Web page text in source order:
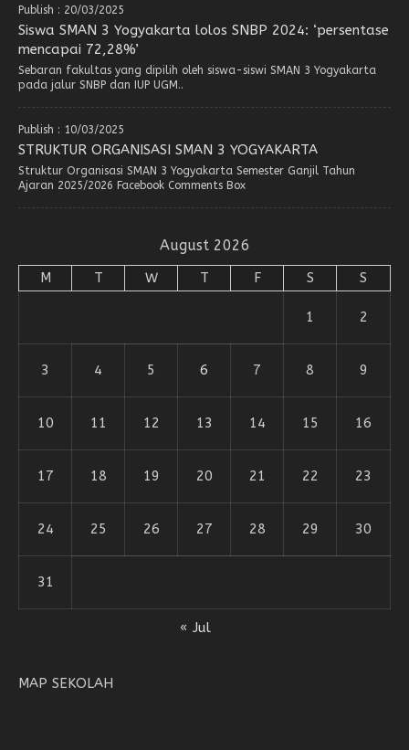
Publish : 20/03/2025
Siswa SMAN 3 Yogyakarta lolos SNBP 2024: ‘persentase
mencapai 72,28%’
Sebaran fakultas yang dipilih oleh siswa-siswi SMAN 3 Yogyakarta
pada jalur SNBP dan IUP UGM..
Publish : 10/03/2025
STRUKTUR ORGANISASI SMAN 3 YOGYAKARTA
Struktur Organisasi SMAN 3 Yogyakarta Semester Ganjil Tahun
Ajaran 2025/2026 Facebook Comments Box
August 2026
M T W T F S S
1 2
3 4 5 6 7 8 9
10 11 12 13 14 15 16
17 18 19 20 21 22 23
24 25 26 27 28 29 30
31
« Jul
MAP SEKOLAH